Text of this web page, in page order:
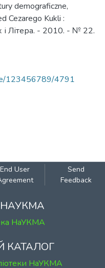
demograficzne,
Cezarego Kukli :
Літера. - 2010. - № 22.
123456789/4791
End User
Send
Feedback
НАУКМА
НаУКМА
КАТАЛОГ
НаУКМА